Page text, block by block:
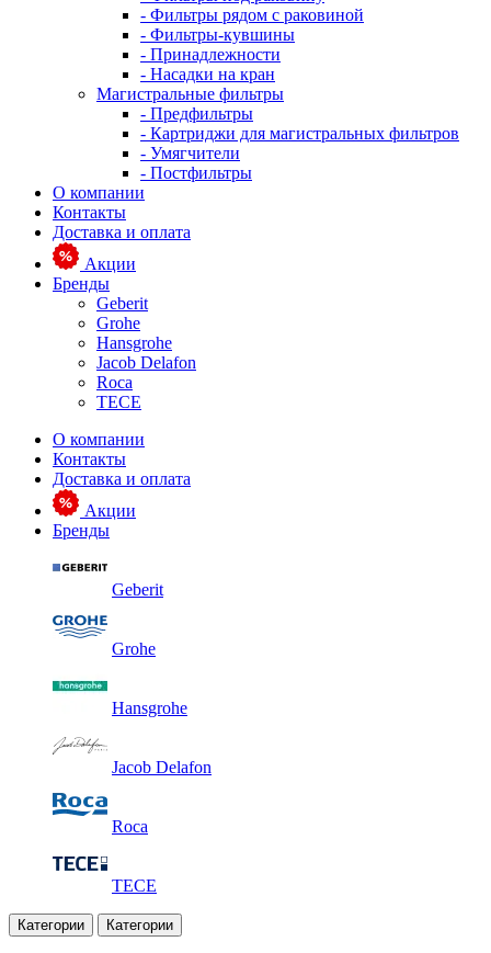
- Фильтры рядом с раковиной
- Фильтры-кувшины
- Принадлежности
- Насадки на кран
Магистральные фильтры
- Предфильтры
- Картриджи для магистральных фильтров
- Умягчители
- Постфильтры
О компании
Контакты
Доставка и оплата
Акции
Бренды
Geberit
Grohe
Hansgrohe
Jacob Delafon
Roca
TECE
О компании
Контакты
Доставка и оплата
Акции
Бренды
Geberit
Grohe
Hansgrohe
Jacob Delafon
Roca
TECE
Категории Категории